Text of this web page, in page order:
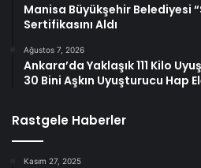
Manisa Büyükşehir Belediyesi
Sertifikasını Aldı
Ağustos 7, 2026
Ankara’da Yaklaşık 111 Kilo
30 Bini Aşkın Uyuşturucu Hap
Rastgele Haberler
Kasım 27, 2025